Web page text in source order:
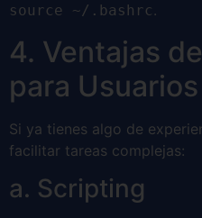
source ~/.bashrc .
4. Ventajas
para
Si ya tienes algo de
facilitar tareas complejas:
a. Scripting